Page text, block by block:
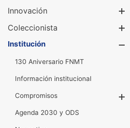
Innovación
Coleccionista
Institución
130 Aniversario FNMT
Información institucional
Compromisos
Agenda 2030 y ODS